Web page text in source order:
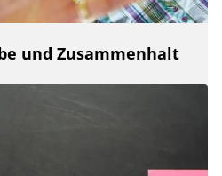
und Zusammenhalt